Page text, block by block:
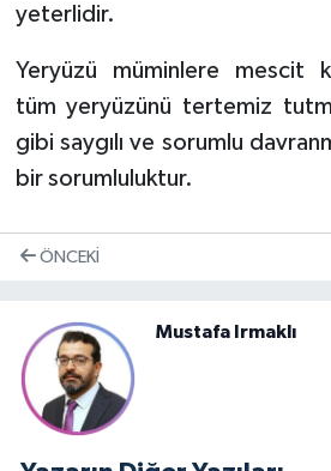
yeterlidir.
Yeryüzü müminlere mescit
tüm yeryüzünü tertemiz
gibi saygılı ve sorumlu
bir sorumluluktur.
ÖNCEKI
Mustafa Irmaklı